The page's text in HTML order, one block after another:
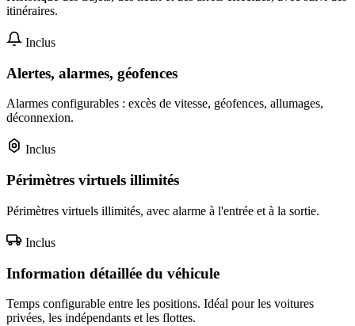
itinéraires.
Inclus
Alertes, alarmes, géofences
Alarmes configurables : excès de vitesse, géofences, allumages,
déconnexion.
Inclus
Périmètres virtuels illimités
Périmètres virtuels illimités, avec alarme à l'entrée et à la sortie.
Inclus
Information détaillée du véhicule
Temps configurable entre les positions. Idéal pour les voitures
privées, les indépendants et les flottes.